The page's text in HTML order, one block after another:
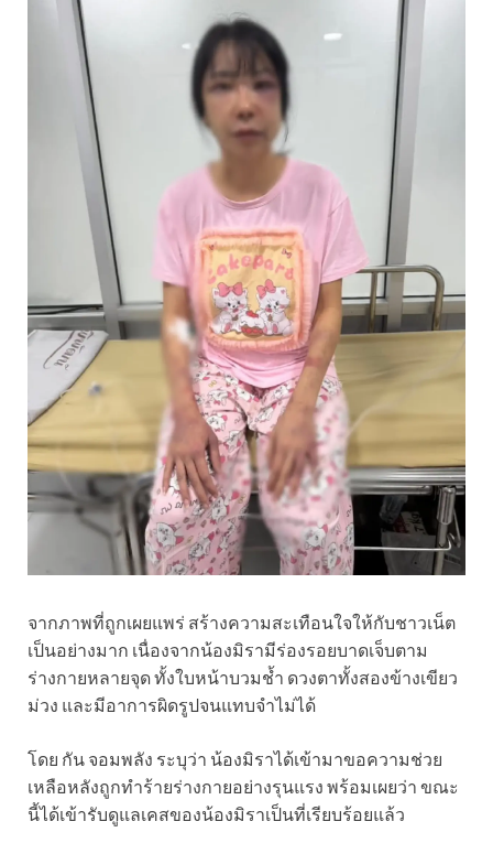
จากภาพที่ถูกเผยแพร่ สร้างความสะเทือนใจให้กับชาวเน็ต
เป็นอย่างมาก เนื่องจากน้องมิรามีร่องรอยบาดเจ็บตาม
ร่างกายหลายจุด ทั้งใบหน้าบวมช้ำ ดวงตาทั้งสองข้างเขียว
ม่วง และมีอาการผิดรูปจนแทบจำไม่ได้
โดย กัน จอมพลัง ระบุว่า น้องมิราได้เข้ามาขอความช่วย
เหลือหลังถูกทำร้ายร่างกายอย่างรุนแรง พร้อมเผยว่า ขณะ
นี้ได้เข้ารับดูแลเคสของน้องมิราเป็นที่เรียบร้อยแล้ว